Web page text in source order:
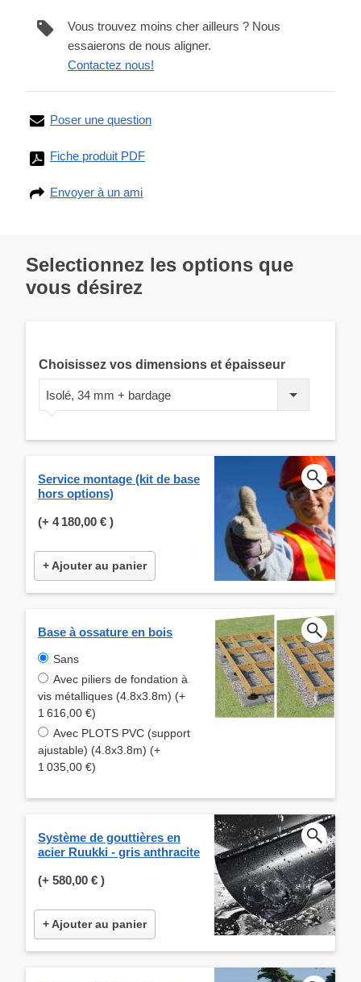
Vous trouvez moins cher ailleurs ? Nous
essaierons de nous aligner.
Contactez nous!
Poser une question
Fiche produit PDF
Envoyer à un ami
Selectionnez les options que
vous désirez
Choisissez vos dimensions et épaisseur
Isolé, 34 mm + bardage
Service montage (kit de base
hors options)
(+ 4 180,00 € )
+ Ajouter au panier
Base à ossature en bois
Sans
Avec piliers de fondation à
vis métalliques (4.8x3.8m) (+
1 616,00 €)
Avec PLOTS PVC (support
ajustable) (4.8x3.8m) (+
1 035,00 €)
Système de gouttières en
acier Ruukki - gris anthracite
(+ 580,00 € )
+ Ajouter au panier